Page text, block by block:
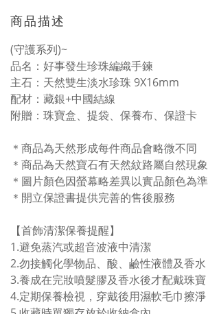
商品描述
(守護系列)~
品名：好事發生珍珠編織手鍊
主石：天然雙生淡水珍珠 9X16mm
配材：藏銀+中國結線
附贈：珠寶盒、 提袋、 保養布、 保證卡
＊商品為天然形成每件商品會略微不同
＊商品為天然寶石有天然紋路屬自然現象
＊圖片顏色因螢幕略差異以實品顏色為準
＊開立保證書提供完善的售後服務
【首飾清潔保養提醒】
1.避免蒸汽或超音波液中清潔
2.勿接觸化學物品、酸、鹼性液體及香水
3.養成在完妝噴髮膠及香水後才配戴珠寶
4.定期保養檢視，穿戴後用濕軟毛巾擦淨